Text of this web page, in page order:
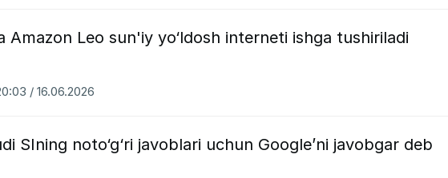
Amazon Leo sun'iy yo‘ldosh interneti ishga tushiriladi
/ 16.06.2026
SIning noto‘g‘ri javoblari uchun Google’ni javobgar deb